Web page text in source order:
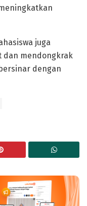
juga
dan mendongkrak
dengan